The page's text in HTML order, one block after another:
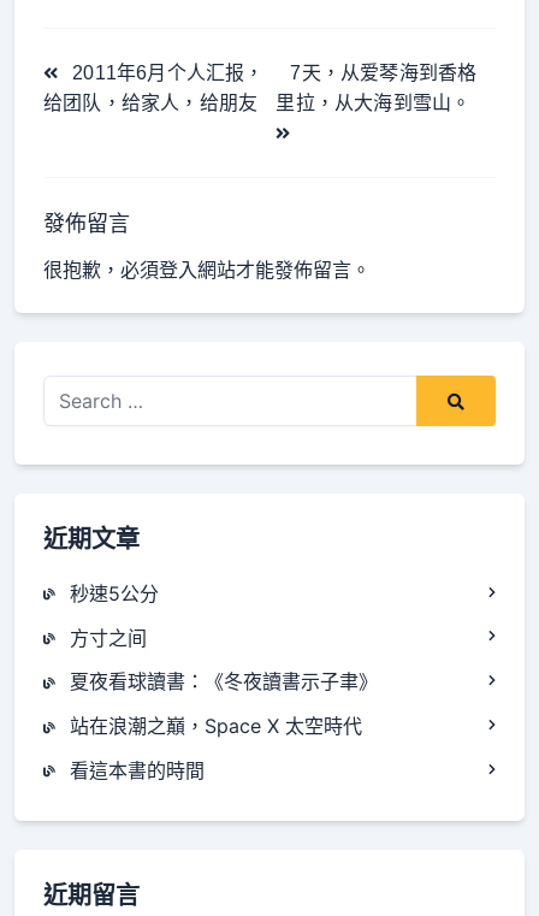
<span
class="nav-
text">Page</span>
2011年6月个人汇报，
给团队，给家人，给朋友
7天，从爱琴海到香格
里拉，从大海到雪山。
發佈留言
很抱歉，必須登入網站才能發佈留言。
Search
for:
近期文章
秒速5公分
方寸之间
夏夜看球讀書：《冬夜讀書示子聿》
站在浪潮之巔，Space X 太空時代
看這本書的時間
近期留言